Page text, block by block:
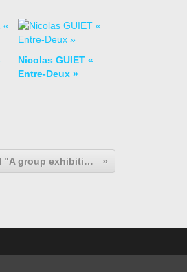
Nicolas GUIET «
Entre-Deux »
Expo Collective Contemporaine: LEXICON "A group exhibition of text-based works"